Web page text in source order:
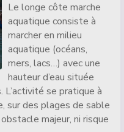
Le longe côte marche
aquatique consiste à
marcher en milieu
aquatique (océans,
mers, lacs…) avec une
hauteur d’eau située
se pratique à
sur des plages de sable
majeur, ni risque